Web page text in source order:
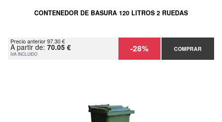
CONTENEDOR DE BASURA 120 LITROS 2 RUEDAS
Precio anterior 97.30 €
A partir de: 70.05 €
IVA INCLUIDO -28% COMPRAR